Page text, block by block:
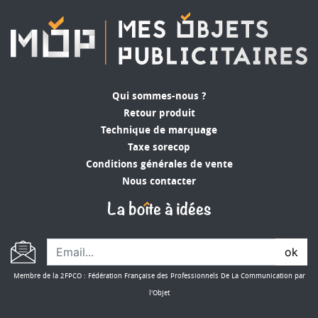
projecteur pas cherqui correspondra
parfaitement à vos besoins. Chaque produit a
été rigoureusement sélectionné pour vous offrir
la meilleure expérience utilisateur possible à un
ligne, vous pourrez comparer les spécifications et
les prix, et choisir le modèle qui vous convient
parmi notre vaste sélection. Que vous
recherchiez un appareil pour des présentations
occasionnelles ou régulières, nous avons le
produit idéal pour vous faciliter la tâche tout en
respectant votre budget.
Qui sommes-nous ?
Retour produit
Technique de marquage
Taxe sorecop
Conditions générales de vente
Nous contacter
ok
Membre de la 2FPCO : Fédération Française des Professionnels De La Communication par
l'Objet